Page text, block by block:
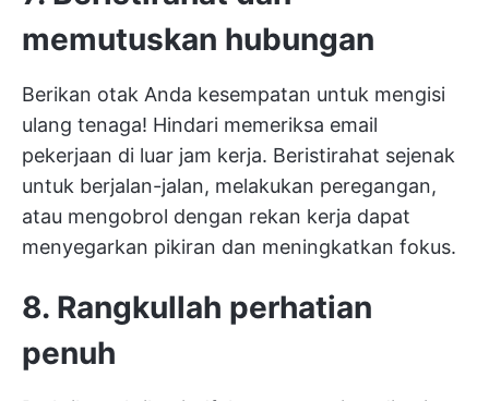
memutuskan hubungan
Berikan otak Anda kesempatan untuk mengisi
ulang tenaga! Hindari memeriksa email
pekerjaan di luar jam kerja. Beristirahat sejenak
untuk berjalan-jalan, melakukan peregangan,
atau mengobrol dengan rekan kerja dapat
menyegarkan pikiran dan meningkatkan fokus.
8. Rangkullah perhatian
penuh